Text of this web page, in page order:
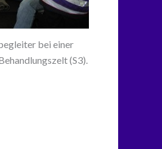
bei einer
(S3).